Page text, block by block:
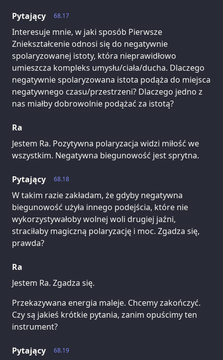
68.17
Pytający
Interesuje mnie, w jaki sposób Pierwsze
Zniekształcenie odnosi się do negatywnie
spolaryzowanej istoty, która nieprawidłowo
umieszcza kompleks umysłu/ciała/ducha. Dlaczego
negatywnie spolaryzowana istota podąża do miejsca
negatywnego czasu/przestrzeni? Dlaczego jedno z
nas miałby dobrowolnie podążać za istotą?
Ra
Jestem Ra. Pozytywna polaryzacja widzi miłość we
wszystkim. Negatywna biegunowość jest sprytna.
68.18
Pytający
W takim razie zakładam, że gdyby negatywna
biegunowość użyła innego podejścia, które nie
wykorzystywałoby wolnej woli drugiej jaźni,
straciłaby magiczną polaryzację i moc. Zgadza się,
prawda?
Ra
Jestem Ra. Zgadza się.
Przekazywana energia maleje. Chcemy zakończyć.
Czy są jakieś krótkie pytania, zanim opuścimy ten
instrument?
68.19
Pytający